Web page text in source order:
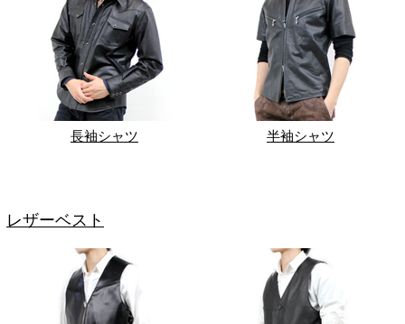
長袖シャツ 半袖シャツ
レザーベスト